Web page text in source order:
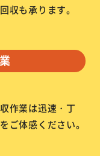
収も承ります。
作業は迅速・丁
ご体感ください。